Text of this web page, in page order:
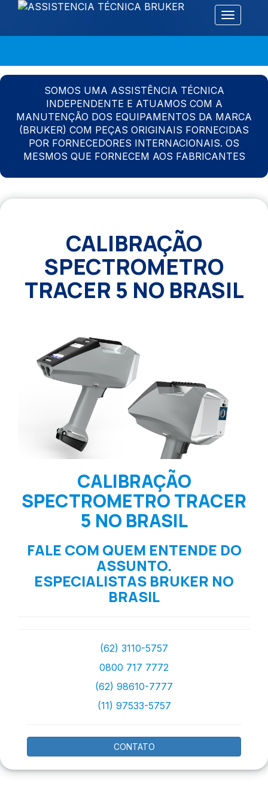
Alternar
SOMOS UMA ASSISTÊNCIA TÉCNICA
INDEPENDENTE E ATUAMOS COM A
MANUTENÇÃO DOS EQUIPAMENTOS DA MARCA
(BRUKER) COM PEÇAS ORIGINAIS FORNECIDAS
POR FORNECEDORES INTERNACIONAIS. OS
MESMOS QUE FORNECEM AOS FABRICANTES
CALIBRAÇÃO
SPECTROMETRO
TRACER 5 NO BRASIL
CALIBRAÇÃO
SPECTROMETRO TRACER
5 NO BRASIL
FALE COM QUEM ENTENDE DO
ASSUNTO.
ESPECIALISTAS BRUKER NO
BRASIL
(62) 3110-5757
0800 717 7772
(62) 98610-7777
(11) 97533-5757
CONTATO